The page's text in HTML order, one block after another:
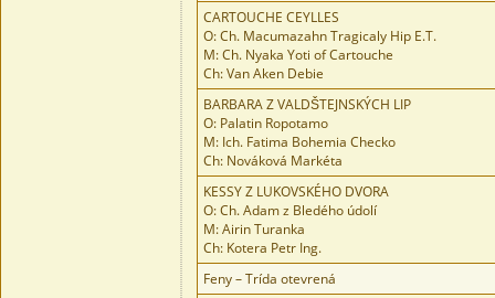
CARTOUCHE CEYLLES
O: Ch. Macumazahn Tragicaly Hip E.T.
M: Ch. Nyaka Yoti of Cartouche
Ch: Van Aken Debie
BARBARA Z VALDŠTEJNSKÝCH LIP
O: Palatin Ropotamo
M: Ich. Fatima Bohemia Checko
Ch: Nováková Markéta
KESSY Z LUKOVSKÉHO DVORA
O: Ch. Adam z Bledého údolí
M: Airin Turanka
Ch: Kotera Petr Ing.
Feny – Trída otevrená